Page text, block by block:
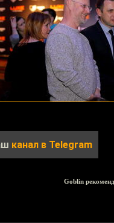
канал в Telegram
Goblin